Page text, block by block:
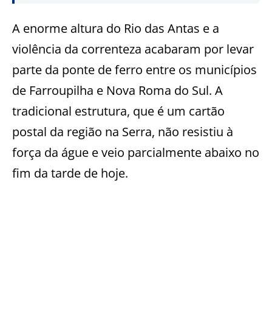
A enorme altura do Rio das Antas e a
violência da correnteza acabaram por levar
parte da ponte de ferro entre os municípios
de Farroupilha e Nova Roma do Sul. A
tradicional estrutura, que é um cartão
postal da região na Serra, não resistiu à
força da águe e veio parcialmente abaixo no
fim da tarde de hoje.